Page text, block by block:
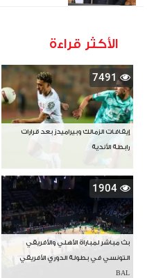
الأكثر قراءة
7491
إيقافات الزمالك وبيراميدز بعد قرارات
رابطة الأندية
1904
بث مباشر لمباراة الأهلي والأفريقي
التونسي في بطولة الدوري الأفريقي
BAL